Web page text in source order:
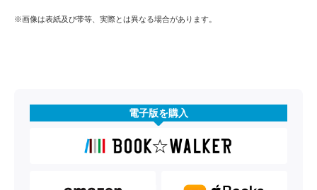
※画像は表紙及び帯等、実際とは異なる場合があります。
電子版を購入